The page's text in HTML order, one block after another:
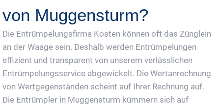
von Muggensturm?
Die Entrümpelungsfirma Kosten können oft das Zünglein
an der Waage sein. Deshalb werden Entrümpelungen
effizient und transparent von unserem verlässlichen
Entrümpelungsservice abgewickelt. Die Wertanrechnung
von Wertgegenständen scheint auf Ihrer Rechnung auf.
Die Entrümpler in Muggensturm kümmern sich auf